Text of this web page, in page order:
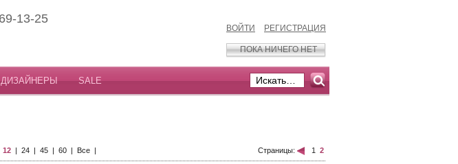
13-25
ВОЙТИ РЕГИСТРАЦИЯ
ПОКА НИЧЕГО НЕТ
ДИЗАЙНЕРЫ SALE
12 | 24 | 45 | 60 | Все | Страницы: 1 2